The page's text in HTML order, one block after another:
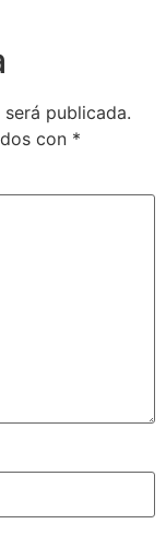
publicada.
con *